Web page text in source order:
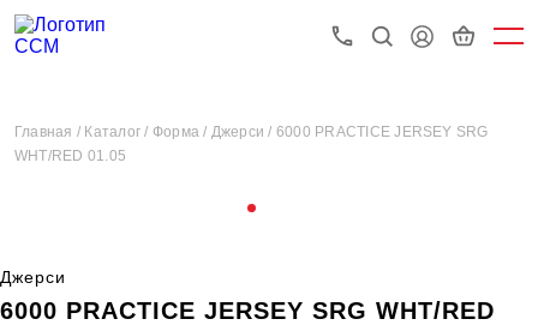
Главная / Каталог / Форма / Джерси / 6000 PRACTICE JERSEY SRG
WHT/RED 01.05
Джерси
6000 PRACTICE JERSEY SRG WHT/RED